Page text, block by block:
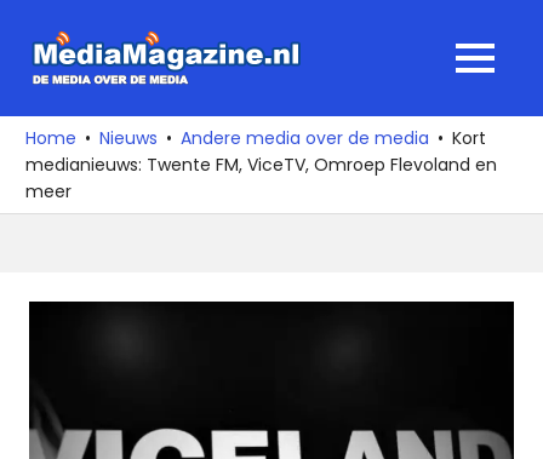
naar
media
over
de
media
MENU
Home Nieuws Andere media over de media
Kort
medianieuws: Twente FM, ViceTV, Omroep Flevoland en
meer